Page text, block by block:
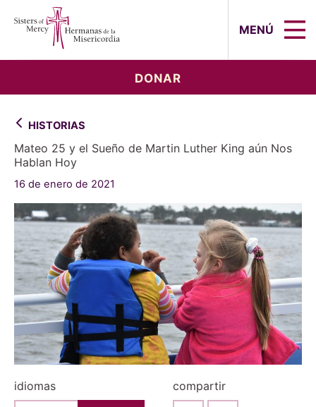
MENÚ
DONAR
HISTORIAS
Mateo 25 y el Sueño de Martin Luther King aún Nos
Hablan Hoy
16 de enero de 2021
idiomas compartir